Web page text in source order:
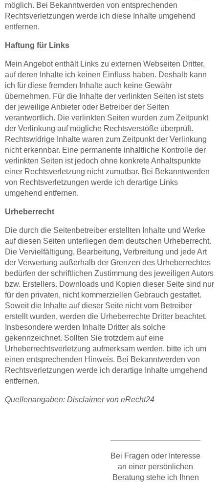
möglich. Bei Bekanntwerden von entsprechenden
Rechtsverletzungen werde ich diese Inhalte umgehend
entfernen.
Haftung für Links
Mein Angebot enthält Links zu externen Webseiten Dritter,
auf deren Inhalte ich keinen Einfluss haben. Deshalb kann
ich für diese fremden Inhalte auch keine Gewähr
übernehmen. Für die Inhalte der verlinkten Seiten ist stets
der jeweilige Anbieter oder Betreiber der Seiten
verantwortlich. Die verlinkten Seiten wurden zum Zeitpunkt
der Verlinkung auf mögliche Rechtsverstöße überprüft.
Rechtswidrige Inhalte waren zum Zeitpunkt der Verlinkung
nicht erkennbar. Eine permanente inhaltliche Kontrolle der
verlinkten Seiten ist jedoch ohne konkrete Anhaltspunkte
einer Rechtsverletzung nicht zumutbar. Bei Bekanntwerden
von Rechtsverletzungen werde ich derartige Links
umgehend entfernen.
Urheberrecht
Die durch die Seitenbetreiber erstellten Inhalte und Werke
auf diesen Seiten unterliegen dem deutschen Urheberrecht.
Die Vervielfältigung, Bearbeitung, Verbreitung und jede Art
der Verwertung außerhalb der Grenzen des Urheberrechtes
bedürfen der schriftlichen Zustimmung des jeweiligen Autors
bzw. Erstellers. Downloads und Kopien dieser Seite sind nur
für den privaten, nicht kommerziellen Gebrauch gestattet.
Soweit die Inhalte auf dieser Seite nicht vom Betreiber
erstellt wurden, werden die Urheberrechte Dritter beachtet.
Insbesondere werden Inhalte Dritter als solche
gekennzeichnet. Sollten Sie trotzdem auf eine
Urheberrechtsverletzung aufmerksam werden, bitte ich um
einen entsprechenden Hinweis. Bei Bekanntwerden von
Rechtsverletzungen werde ich derartige Inhalte umgehend
entfernen.
Quellenangaben: Disclaimervon eRecht24
Bei Fragen oder Interesse
an einer persönlichen
Beratung stehe ich Ihnen